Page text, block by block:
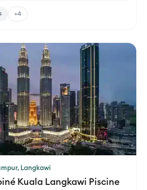
+4
Langkawi
Kuala Langkawi Piscine